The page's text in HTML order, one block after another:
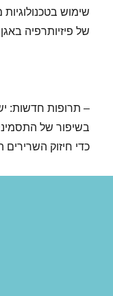
שימוש
של פיזיותרפיה
– תרופות חדשות:
בשיפור של
כדי חיזוק השרירים